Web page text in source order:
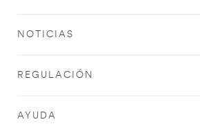
NOTICIAS
REGULACIÓN
AYUDA